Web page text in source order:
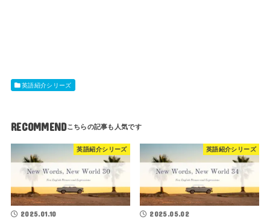
英語紹介シリーズ
RECOMMEND
英語紹介シリーズ
2025.01.10
英語紹介シリーズ
2025.05.02